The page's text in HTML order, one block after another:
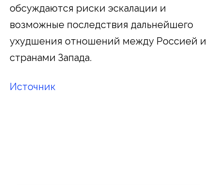
обсуждаются риски эскалации и
возможные последствия дальнейшего
ухудшения отношений между Россией и
странами Запада.
Источник